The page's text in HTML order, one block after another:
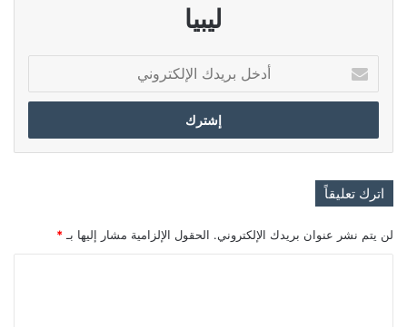
ليبيا
بريدك
الإلكتروني
اترك تعليقاً
لن يتم نشر عنوان بريدك الإلكتروني. الحقول الإلزامية مشار إليها بـ *